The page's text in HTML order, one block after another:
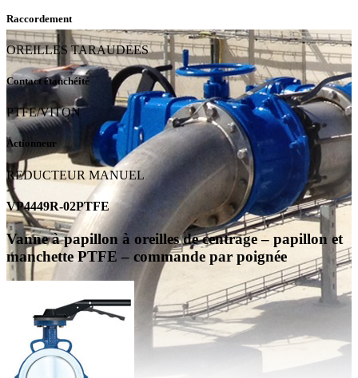
Raccordement
OREILLES TARAUDEES
Contact étanchéité
PTFE/VITON
Actionneur
REDUCTEUR MANUEL
VP4449R-02PTFE
Vanne à papillon à oreilles de centrage – papillon et
manchette PTFE – commande par poignée